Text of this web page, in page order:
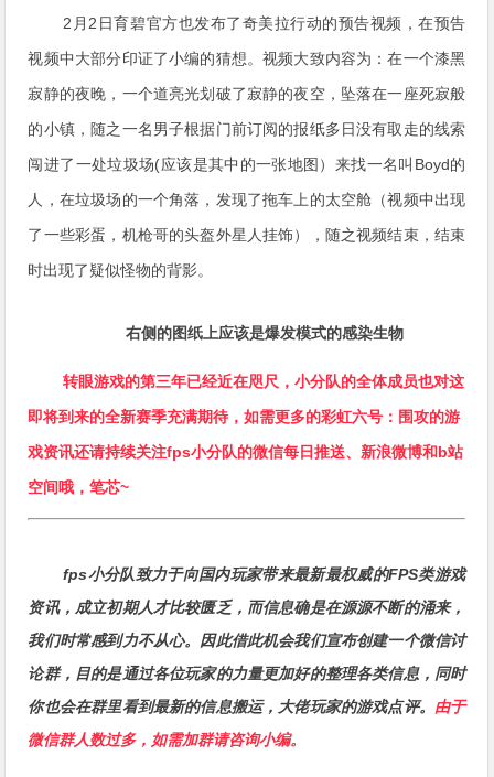
2月2日育碧官方也发布了奇美拉行动的预告视频，在预告
视频中大部分印证了小编的猜想。视频大致内容为：在一个漆黑
寂静的夜晚，一个道亮光划破了寂静的夜空，坠落在一座死寂般
的小镇，随之一名男子根据门前订阅的报纸多日没有取走的线索
闯进了一处垃圾场(应该是其中的一张地图）来找一名叫Boyd的
人，在垃圾场的一个角落，发现了拖车上的太空舱（视频中出现
了一些彩蛋，机枪哥的头盔外星人挂饰），随之视频结束，结束
时出现了疑似怪物的背影。
右侧的图纸上应该是爆发模式的感染生物
转眼游戏的第三年已经近在咫尺，小分队的全体成员也对这
即将到来的全新赛季充满期待，如需更多的彩虹六号：围攻的游
戏资讯还请持续关注fps小分队的微信每日推送、新浪微博和b站
空间哦，笔芯~
fps小分队致力于向国内玩家带来最新最权威的FPS类游戏
资讯，成立初期人才比较匮乏，而信息确是在源源不断的涌来，
我们时常感到力不从心。因此借此机会我们宣布创建一个微信讨
论群，目的是通过各位玩家的力量更加好的整理各类信息，同时
你也会在群里看到最新的信息搬运，大佬玩家的游戏点评。 由于
微信群人数过多，如需加群请咨询小编。